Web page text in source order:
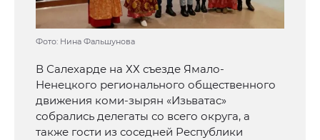
Фото: Нина Фальшунова
В Салехарде на ХХ съезде Ямало-
Ненецкого регионального общественного
движения коми-зырян «Изьватас»
собрались делегаты со всего округа, а
также гости из соседней Республики